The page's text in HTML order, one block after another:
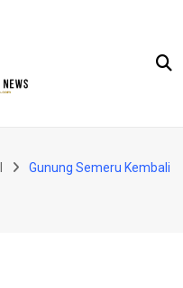
Gunung Semeru Kembali